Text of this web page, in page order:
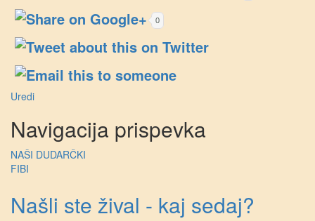
0
Uredi
Navigacija prispevka
NAŠI DUDARČKI
FIBI
Našli ste žival - kaj sedaj?